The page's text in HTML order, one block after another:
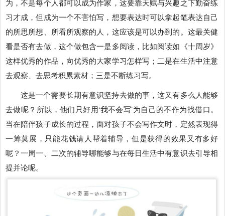
为，不是每个人都可以成为作家，这要靠天赋与兴趣之下勤奋练
习才成，但成为一个不害怕写，想要表达时可以拿起笔表达自己
的所思所想、所看所观察的人，这应该是可以办到的。这最关健
看是否有去做，这个做包含一是多阅读，比如阅读如《十周岁》
这样优秀的作品，向优秀的大家学习怎样写；二是在生活中注意
去观察、去思考积累素材；三是不断练习写。
这是一个需要长期有意识坚持去做的事，这又有多么人能够
去做呢？所以，他们只好用‘我不会写’为自己的不作为找借口。
当在陪伴孩子成长的过程，面对孩子不会写作文时，定然表现得
一筹莫展，只能花钱请人帮着辅导，但是获得的效果又有多好
呢？一周一、二次的辅导哪能够与在每日生活中有意识去引导相
提并论呢。